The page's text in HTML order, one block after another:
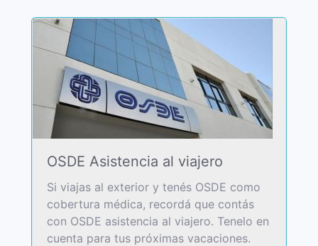
OSDE Asistencia al viajero
Si viajas al exterior y tenés OSDE como
cobertura médica, recordá que contás
con OSDE asistencia al viajero. Tenelo en
cuenta para tus próximas vacaciones.